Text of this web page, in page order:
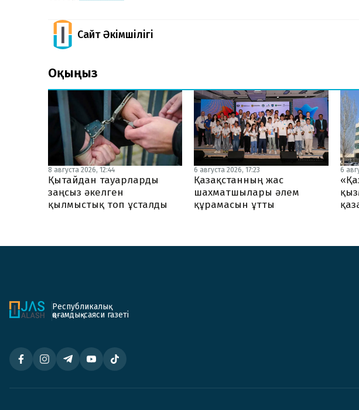
Сайт Әкімшілігі
Оқыңыз
8 августа 2026, 12:44
Қытайдан тауарларды
заңсыз әкелген
қылмыстық топ ұсталды
6 августа 2026, 17:23
Қазақстанның жас
шахматшылары әлем
құрамасын ұтты
6
Республикалық
қоғамдық-саяси газеті